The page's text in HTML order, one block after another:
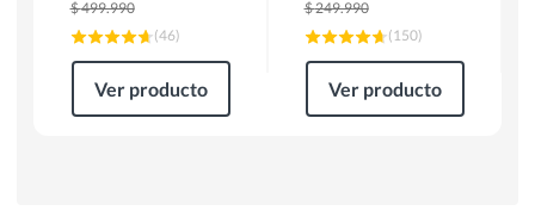
$499.990
(46)
Ver producto
$249.990
(150)
Ver producto